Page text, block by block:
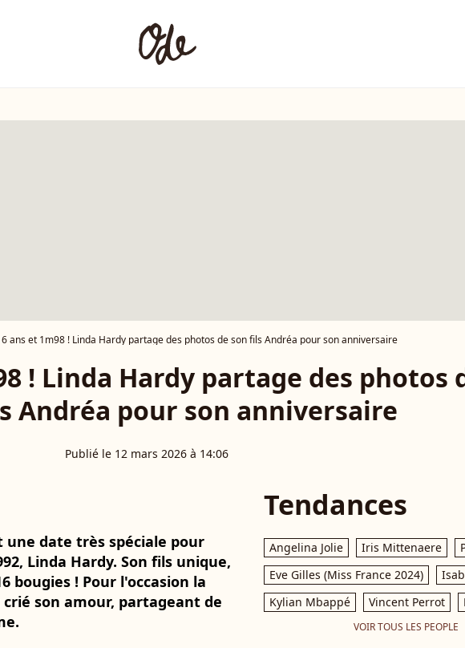
ans et 1m98 ! Linda Hardy partage des photos de son fils Andréa pour son anniversaire
! Linda Hardy partage des photos
Andréa pour son anniversaire
Publié le 12 mars 2026 à 14:06
une date très spéciale pour
Linda Hardy. Son fils unique,
bougies ! Pour l'occasion la
son amour, partageant de
Tendances
Angelina Jolie Iris Mittenaere
Eve Gilles (Miss France 2024)
Kylian Mbappé
Vincent Perrot
VOIR TOUS LES PEOPLE